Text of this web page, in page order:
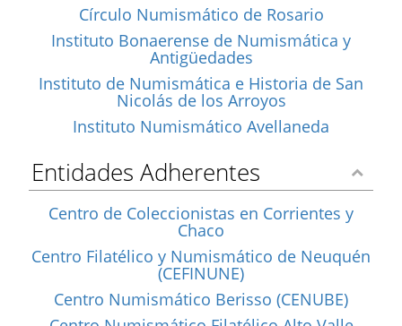
Círculo Numismático de Rosario
Instituto Bonaerense de Numismática y
Antigüedades
Instituto de Numismática e Historia de San
Nicolás de los Arroyos
Instituto Numismático Avellaneda
Entidades Adherentes
Centro de Coleccionistas en Corrientes y
Chaco
Centro Filatélico y Numismático de Neuquén
(CEFINUNE)
Centro Numismático Berisso (CENUBE)